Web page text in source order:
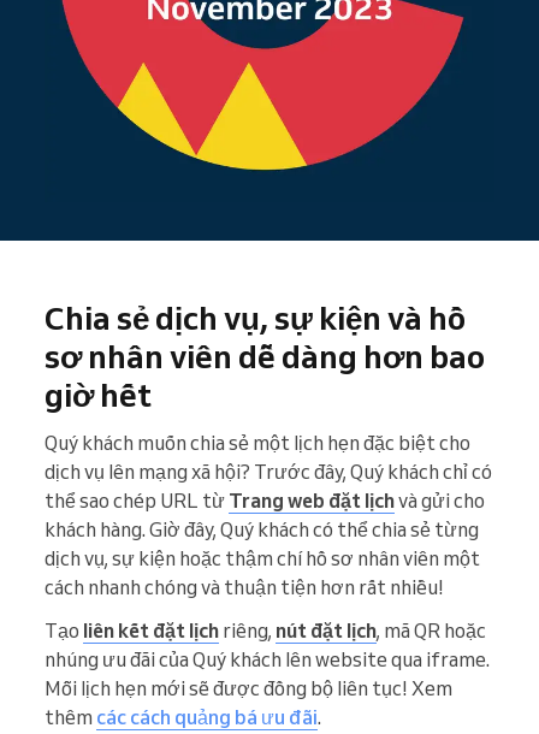
Chia sẻ dịch vụ, sự kiện và hồ
sơ nhân viên dễ dàng hơn bao
giờ hết
Quý khách muốn chia sẻ một lịch hẹn đặc biệt cho
dịch vụ lên mạng xã hội? Trước đây, Quý khách chỉ có
thể sao chép URL từ Trang web đặt lịchvà gửi cho
khách hàng. Giờ đây, Quý khách có thể chia sẻ từng
dịch vụ, sự kiện hoặc thậm chí hồ sơ nhân viên một
cách nhanh chóng và thuận tiện hơn rất nhiều!
Tạo liên kết đặt lịch riêng, nút đặt lịch, mã QR hoặc
nhúng ưu đãi của Quý khách lên website qua iframe.
Mỗi lịch hẹn mới sẽ được đồng bộ liên tục! Xem
thêm các cách quảng bá ưu đãi.